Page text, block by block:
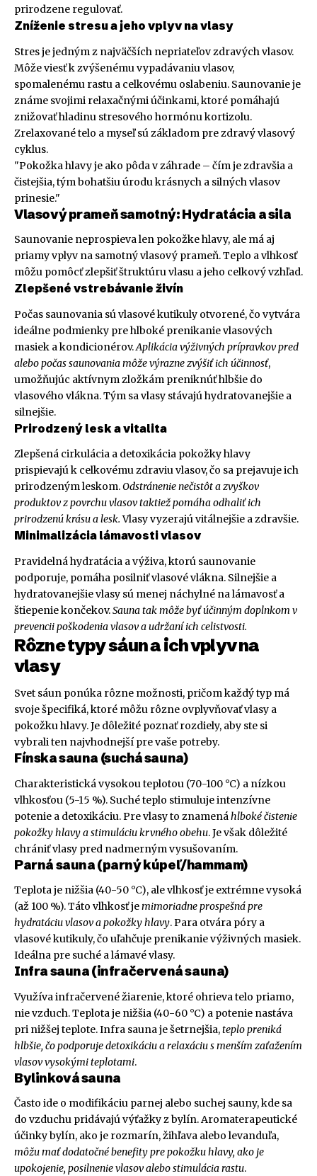
prirodzene regulovať.
Zníženie stresu a jeho vplyv na vlasy
Stres je jedným z najväčších nepriateľov zdravých vlasov.
Môže viesť k zvýšenému vypadávaniu vlasov,
spomalenému rastu a celkovému oslabeniu. Saunovanie je
známe svojimi relaxačnými účinkami, ktoré pomáhajú
znižovať hladinu stresového hormónu kortizolu.
Zrelaxované telo a myseľ sú základom pre zdravý vlasový
cyklus.
"Pokožka hlavy je ako pôda v záhrade – čím je zdravšia a
čistejšia, tým bohatšiu úrodu krásnych a silných vlasov
prinesie."
Vlasový prameň samotný: Hydratácia a sila
Saunovanie neprospieva len pokožke hlavy, ale má aj
priamy vplyv na samotný vlasový prameň. Teplo a vlhkosť
môžu pomôcť zlepšiť štruktúru vlasu a jeho celkový vzhľad.
Zlepšené vstrebávanie živín
Počas saunovania sú vlasové kutikuly otvorené, čo vytvára
ideálne podmienky pre hlboké prenikanie vlasových
masiek a kondicionérov.Aplikácia výživných prípravkov pred
alebo počas saunovania môže výrazne zvýšiť ich účinnosť,
umožňujúc aktívnym zložkám preniknúť hlbšie do
vlasového vlákna. Tým sa vlasy stávajú hydratovanejšie a
silnejšie.
Prirodzený lesk a vitalita
Zlepšená cirkulácia a detoxikácia pokožky hlavy
prispievajú k celkovému zdraviu vlasov, čo sa prejavuje ich
prirodzeným leskom.Odstránenie nečistôt a zvyškov
produktov z povrchu vlasov taktiež pomáha odhaliť ich
prirodzenú krásu a lesk.Vlasy vyzerajú vitálnejšie a zdravšie.
Minimalizácia lámavosti vlasov
Pravidelná hydratácia a výživa, ktorú saunovanie
podporuje, pomáha posilniť vlasové vlákna. Silnejšie a
hydratovanejšie vlasy sú menej náchylné na lámavosť a
štiepenie končekov.Sauna tak môže byť účinným doplnkom v
prevencii poškodenia vlasov a udržaní ich celistvosti.
Rôzne typy sáun a ich vplyv na
vlasy
Svet sáun ponúka rôzne možnosti, pričom každý typ má
svoje špecifiká, ktoré môžu rôzne ovplyvňovať vlasy a
pokožku hlavy. Je dôležité poznať rozdiely, aby ste si
vybrali ten najvhodnejší pre vaše potreby.
Fínska sauna (suchá sauna)
Charakteristická vysokou teplotou (70-100 °C) a nízkou
vlhkosťou (5-15 %). Suché teplo stimuluje intenzívne
potenie a detoxikáciu. Pre vlasy to znamenáhlboké čistenie
pokožky hlavy a stimuláciu krvného obehu. Je však dôležité
chrániť vlasy pred nadmerným vysušovaním.
Parná sauna (parný kúpeľ/hammam)
Teplota je nižšia (40-50 °C), ale vlhkosť je extrémne vysoká
(až 100 %). Táto vlhkosť jemimoriadne prospešná pre
hydratáciu vlasov a pokožky hlavy. Para otvára póry a
vlasové kutikuly, čo uľahčuje prenikanie výživných masiek.
Ideálna pre suché a lámavé vlasy.
Infra sauna (infračervená sauna)
Využíva infračervené žiarenie, ktoré ohrieva telo priamo,
nie vzduch. Teplota je nižšia (40-60 °C) a potenie nastáva
pri nižšej teplote. Infra sauna je šetrnejšia,teplo preniká
hlbšie, čo podporuje detoxikáciu a relaxáciu s menším zaťažením
vlasov vysokými teplotami.
Bylinková sauna
Často ide o modifikáciu parnej alebo suchej sauny, kde sa
do vzduchu pridávajú výťažky z bylín. Aromaterapeutické
účinky bylín, ako je rozmarín, žihľava alebo levanduľa,
môžu mať dodatočné benefity pre pokožku hlavy, ako je
upokojenie, posilnenie vlasov alebo stimulácia rastu.